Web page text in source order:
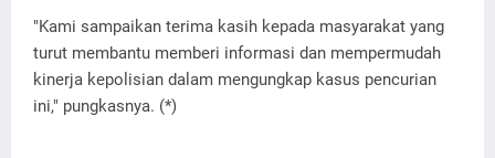
"Kami sampaikan terima kasih kepada masyarakat yang
turut membantu memberi informasi dan mempermudah
kinerja kepolisian dalam mengungkap kasus pencurian
ini," pungkasnya. (*)